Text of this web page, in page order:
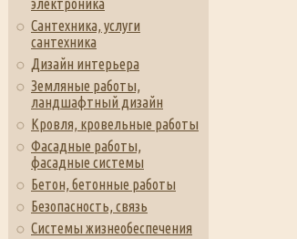
электроника
Сантехника, услуги
сантехника
Дизайн интерьера
Земляные работы,
ландшафтный дизайн
Кровля, кровельные работы
Фасадные работы,
фасадные системы
Бетон, бетонные работы
Безопасность, связь
Системы жизнеобеспечения